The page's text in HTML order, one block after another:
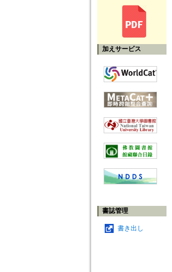
加えサービス
書誌管理
書き出し